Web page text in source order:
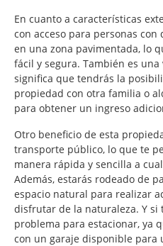
En cuanto a características
con acceso para personas
en una zona pavimentada, lo
fácil y segura. También es
significa que tendrás la
propiedad con otra familia o
para obtener un ingreso
Otro beneficio de esta
transporte público, lo que te
manera rápida y sencilla a
Además, estarás rodeado de
espacio natural para realizar
disfrutar de la naturaleza. Y si
problema para estacionar, ya
con un garaje disponible para